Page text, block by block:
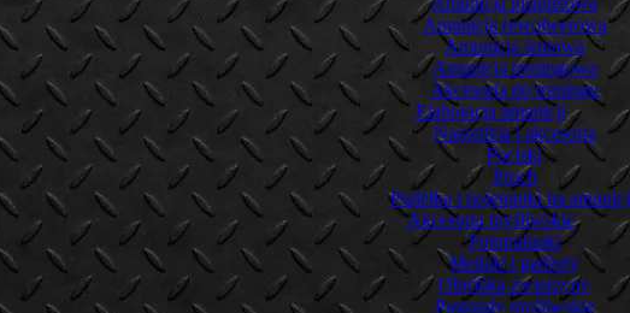
Amunicja rewolwerowa
Amunicja śrutowa
Amunicja treningowa
Akcesoria do treningu
Elaboracja amunicji
Narzędzia i akcesoria
Pociski
Proch
Pudełka i pojemniki na
Akcesoria myśliwskie
Fotopułapki
Medale i gadżety
Obróbka zwierzyny
Pastorały myśliwskie